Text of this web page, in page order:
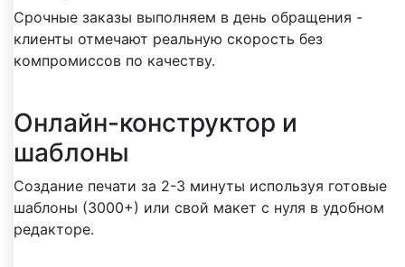
Срочные заказы выполняем в день обращения -
клиенты отмечают реальную скорость без
компромиссов по качеству.
Онлайн-конструктор и
шаблоны
Создание печати за 2-3 минуты используя готовые
шаблоны (3000+) или свой макет с нуля в удобном
редакторе.